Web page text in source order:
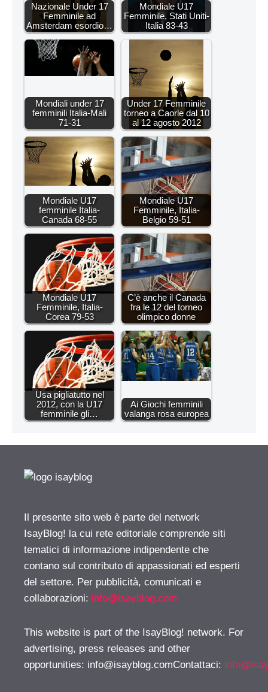
Nazionale Under 17
Femminile ad
Amsterdam esordio…
Mondiale U17
Femminile, Stati Uniti-
Italia 83-43
Mondiali under 17
femminili Italia-Mali
71-31
Under 17 Femminile
torneo a Caorle dal 10
al 12 agosto 2012
Mondiale U17
femminile Italia-
Canada 68-55
Mondiale U17
Femminile, Italia-
Belgio 59-51
Mondiale U17
Femminile, Italia-
Corea 79-53
C’è anche il Canada
fra le 12 del torneo
olimpico donne
Usa pigliatutto nel
2012, con la U17
femminile gli…
Ai Giochi femminili
valanga rosa europea
Il presente sito web è parte del network
IsayBlog! la cui rete editoriale comprende siti
tematici di informazione indipendente che
contano sul contributo di appassionati ed esperti
del settore. Per pubblicità, comunicati e
collaborazioni: info@isayblog.com
This website is part of the IsayBlog! network. For
advertising, press releases and other
opportunities: info@isayblog.comContattaci: